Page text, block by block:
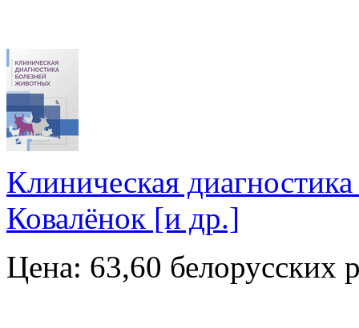
Клиническая
Ковалёнок [и др.]
Цена: 63,60 белорусских